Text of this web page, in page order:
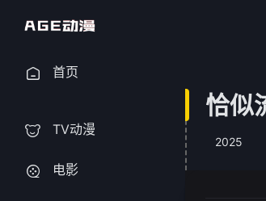
首页
TV动漫
电影
恰似
2025